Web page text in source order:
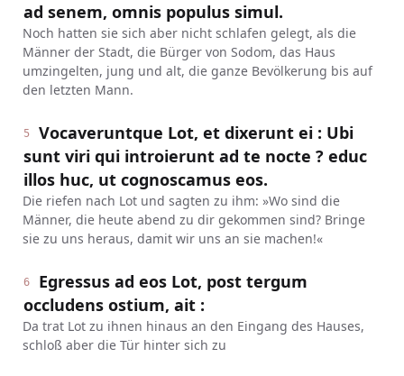
ad senem, omnis populus simul.
Noch hatten sie sich aber nicht schlafen gelegt, als die
Männer der Stadt, die Bürger von Sodom, das Haus
umzingelten, jung und alt, die ganze Bevölkerung bis auf
den letzten Mann.
5
Vocaveruntque Lot, et dixerunt ei : Ubi
sunt viri qui introierunt ad te nocte ? educ
illos huc, ut cognoscamus eos.
Die riefen nach Lot und sagten zu ihm: »Wo sind die
Männer, die heute abend zu dir gekommen sind? Bringe
sie zu uns heraus, damit wir uns an sie machen!«
6
Egressus ad eos Lot, post tergum
occludens ostium, ait :
Da trat Lot zu ihnen hinaus an den Eingang des Hauses,
schloß aber die Tür hinter sich zu